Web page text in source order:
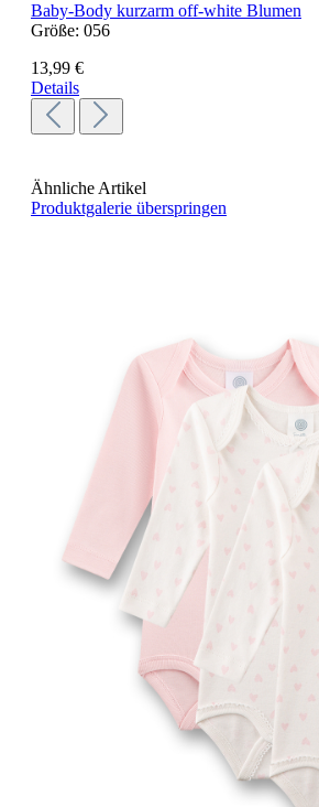
Baby-Body kurzarm off-white Blumen
Größe: 056
13,99 €
Details
Ähnliche Artikel
Produktgalerie überspringen